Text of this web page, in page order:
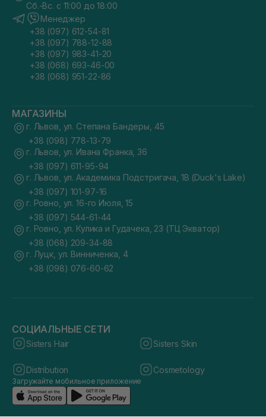
Сб.-Вс. с 11:00 до 18:00
Менеджер
+38 (097) 612-54-81
+38 (097) 788-12-88
+38 (097) 983-41-20
+38 (068) 693-46-00
+38 (068) 951-22-86
МАГАЗИНЫ
г. Львов, ул. Степана Бандеры, 45
+38 (098) 778-13-79
г. Львов, ул. Ивана Франка, 36
+38 (097) 611-95-94
г. Львов, ул. Академика Подстригача, 1В (Duck's Lake)
+38 (097) 101-97-16
г. Ровно, ул. 16-го Июля, 15
+38 (097) 544-61-44
г. Ровно, ул. Кулика и Гудачека, 23 (ТЦ Экватор)
+38 (068) 209-34-88
г. Луцк, ул. Винниченка, 4
+38 (098) 076-60-62
СОЦИАЛЬНЫЕ СЕТИ
Sisters Hair Sisters Skin
Distribution Cosmetology
Загружайте мобильное приложение